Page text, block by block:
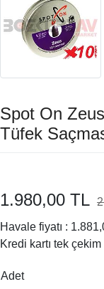
Spot On
Tüfek
1.980,00 TL
Havale fiyatı :
Kredi kartı tek çekim
Adet